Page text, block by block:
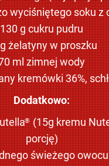
wyciśniętego soku z
130 g cukru pudru
żelatyny w proszku
ml zimnej wody
kremówki 36%,
Dodatkowo:
® (15g kremu
porcję)
świeżego